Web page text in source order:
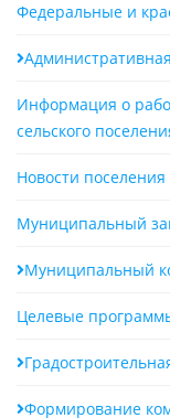
Федеральные и
Информация о
сельского
Новости поселения
Муниципальный
Муниципальный
Целевые
Формирование